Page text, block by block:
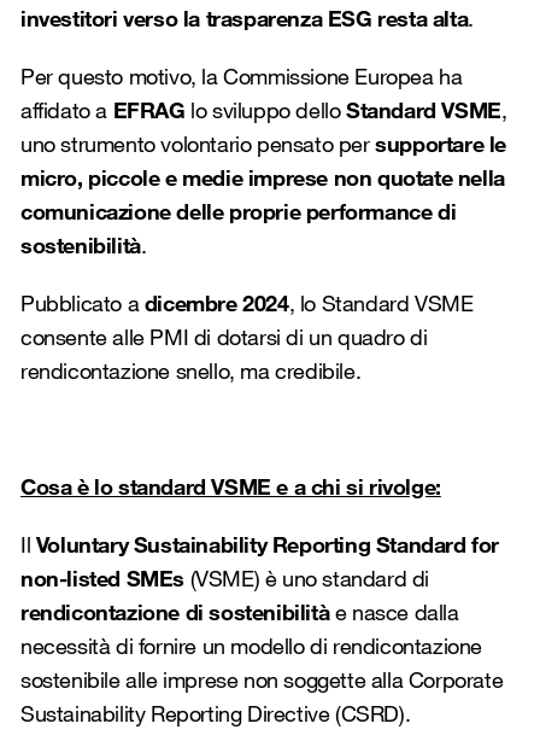
investitori verso la trasparenza ESG resta alta.
Per questo motivo, la Commissione Europea ha
affidato a EFRAG lo sviluppo delloStandard VSME,
uno strumento volontario pensato persupportare le
micro, piccole e medie imprese non quotate nella
comunicazione delle proprie performance di
sostenibilità.
Pubblicato adicembre 2024, lo Standard VSME
consente alle PMI di dotarsi di un quadro di
rendicontazione snello, ma credibile.
Cosa è lo standard VSME e a chi si rivolge:
Il Voluntary Sustainability Reporting Standard for
non-listed SMEs (VSME) è uno standard di
rendicontazione di sostenibilitàe nasce dalla
necessità di fornire un modello di rendicontazione
sostenibile alle imprese non soggette alla Corporate
Sustainability Reporting Directive (CSRD).